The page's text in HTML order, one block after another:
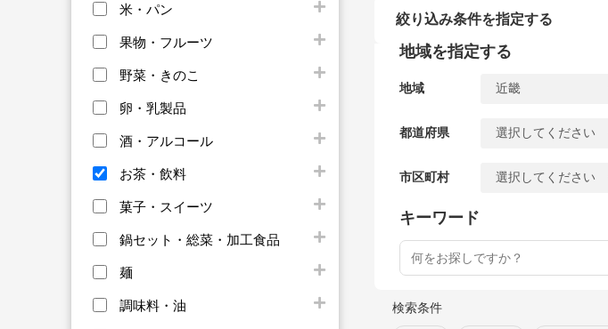
米・パン
果物・フルーツ
野菜・きのこ
卵・乳製品
酒・アルコール
お茶・飲料
菓子・スイーツ
鍋セット・総菜・加工食品
麺
調味料・油
絞り込み条件を指定する
地域を指定する
地域
都道府県
市区町村
キーワード
検索条件